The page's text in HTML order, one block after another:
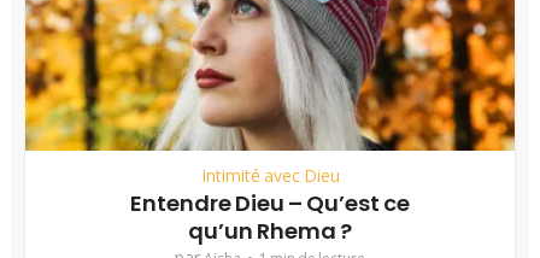
Intimité avec Dieu
Entendre Dieu – Qu’est ce
qu’un Rhema ?